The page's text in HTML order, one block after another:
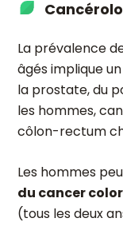
La prévalence
âgés implique
la prostate, du
les hommes,
côlon-rectum
Les hommes
du cancer
(tous les deux